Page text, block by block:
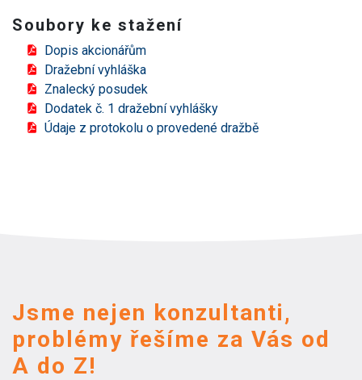
Soubory ke stažení
Dopis akcionářům
Dražební vyhláška
Znalecký posudek
Dodatek č. 1 dražební vyhlášky
Údaje z protokolu o provedené dražbě
Jsme nejen konzultanti,
problémy řešíme za Vás od
A do Z!